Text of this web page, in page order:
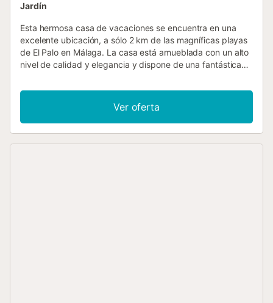
Jardín
Esta hermosa casa de vacaciones se encuentra en una
excelente ubicación, a sólo 2 km de las magníficas playas
de El Palo en Málaga. La casa está amueblada con un alto
nivel de calidad y elegancia y dispone de una fantástica
césped y árboles. La piscina se puede climatizar bajo
petición y previo aviso. La casa también es ideal para los
amantes del golf: el "Real Club de Golf El Candado" está a
sólo 5 km de distancia. También debido a la excelente
Ver oferta